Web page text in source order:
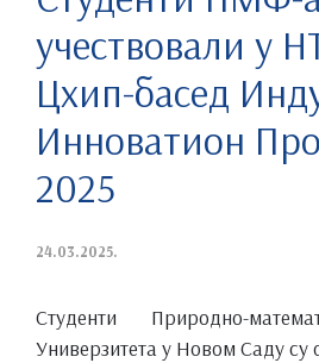
учествовали у
Цхип-басед
Инноватион
2025
24.03.2025.
Студенти Природно-
Универзитета у Новом Саду су